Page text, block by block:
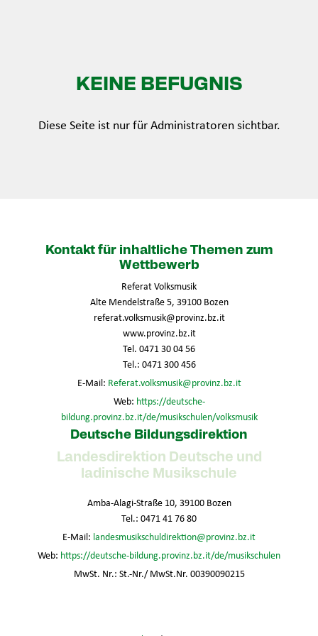
KEINE BEFUGNIS
Diese Seite ist nur für Administratoren sichtbar.
Kontakt für inhaltliche Themen zum
Wettbewerb
Referat Volksmusik
Alte Mendelstraße 5, 39100 Bozen
referat.volksmusik@provinz.bz.it
www.provinz.bz.it
Tel. 0471 30 04 56
Tel.: 0471 300 456
E-Mail: Referat.volksmusik@provinz.bz.it
Web: https://deutsche-
bildung.provinz.bz.it/de/musikschulen/volksmusik
Deutsche Bildungsdirektion
Landesdirektion Deutsche und
ladinische Musikschule
Amba-Alagi-Straße 10, 39100 Bozen
Tel.: 0471 41 76 80
E-Mail: landesmusikschuldirektion@provinz.bz.it
Web: https://deutsche-bildung.provinz.bz.it/de/musikschulen
MwSt. Nr.: St.-Nr./ MwSt.Nr. 00390090215